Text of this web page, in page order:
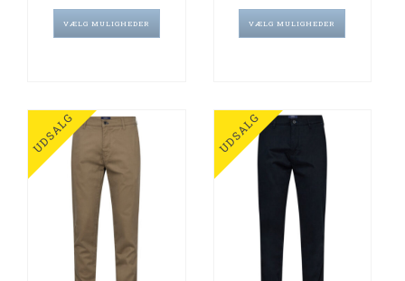
VÆLG MULIGHEDER VÆLG MULIGHEDER
UDSALG UDSALG